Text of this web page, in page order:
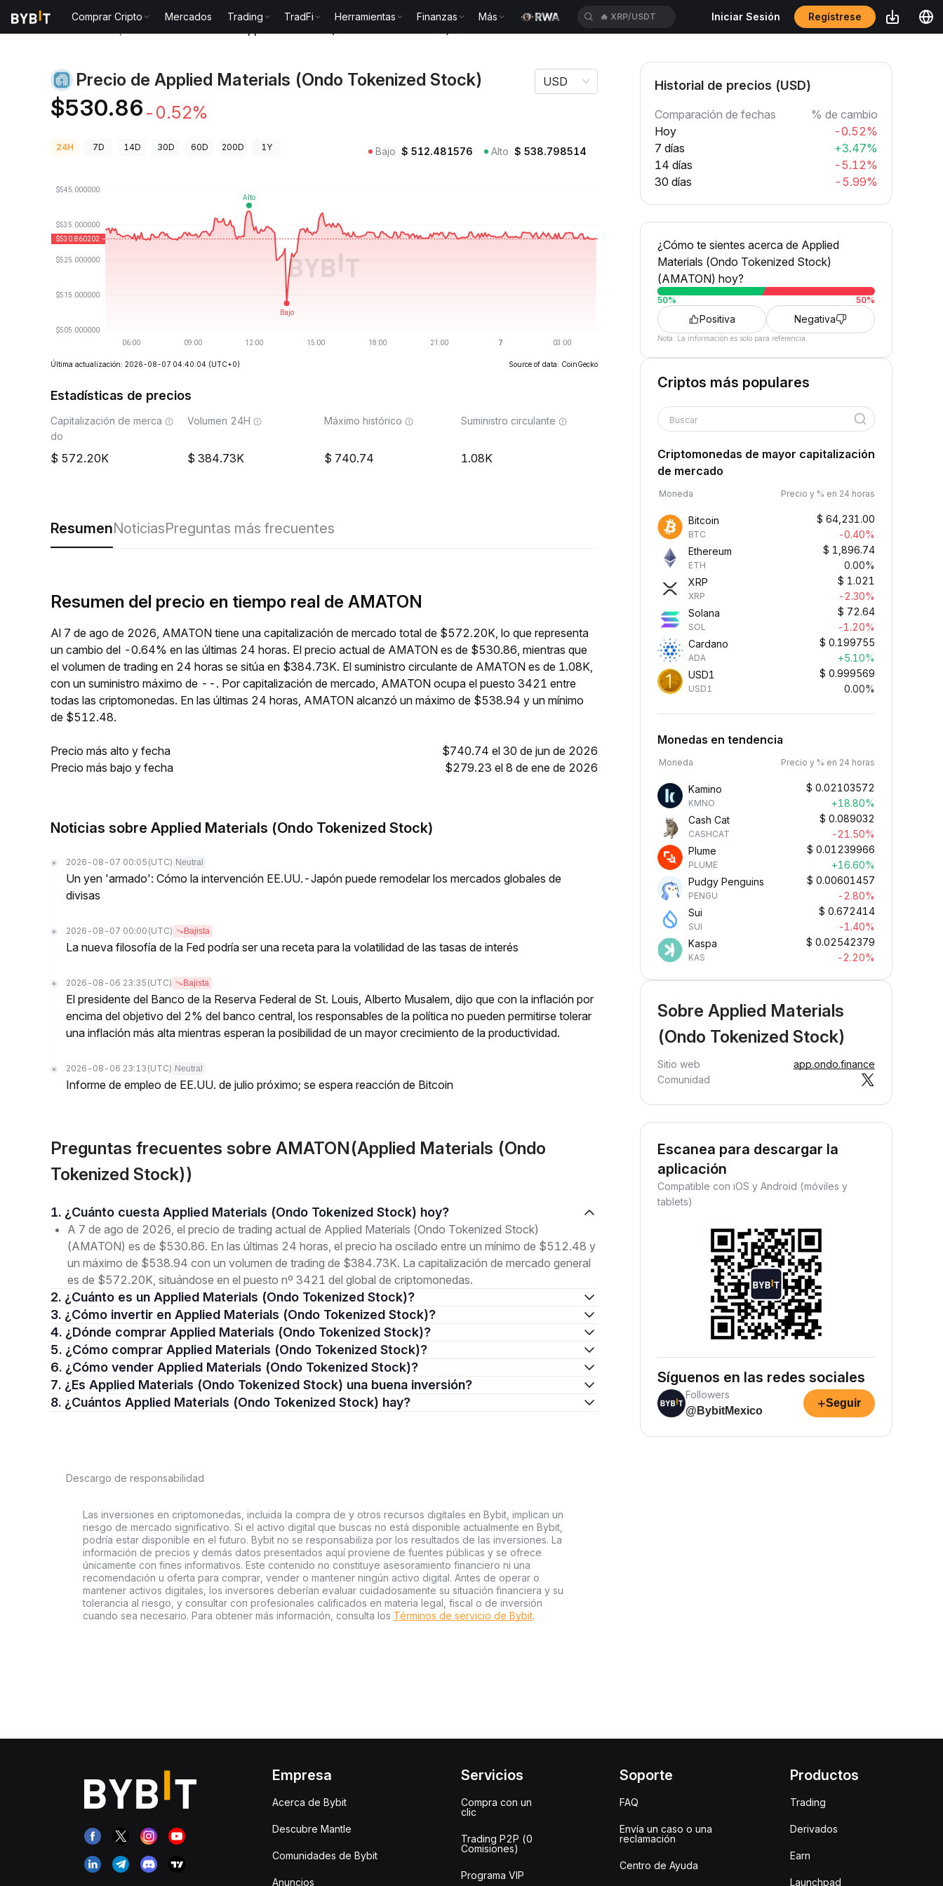
Comprar Cripto Mercados Trading TradFi Herramientas Finanzas Más 🔥 ACEUSDT Iniciar Sesión Regístrese
Precio de Applied Materials (Ondo Tokenized Stock)
AMATON
$530.86 -0.52%
USD
24H 7D 14D 30D 60D 200D 1Y Bajo $ 512.481576 Alto $ 538.798514
Última actualización: 2026-08-07 04:40:04 (UTC+0) Source of data: CoinGecko
Estadísticas de precios
Capitalización de merca
do
572.20K
Volumen 24H
384.73K
Máximo histórico
740.74
Suministro circulante
1.08K
ResumenNoticiasPreguntas más frecuentes
Resumen del precio en tiempo real de AMATON
Al 7 de ago de 2026, AMATON tiene una capitalización de mercado total de $572.20K, lo que representa
un cambio del -0.64% en las últimas 24 horas. El precio actual de AMATON es de $530.86, mientras que
el volumen de trading en 24 horas se sitúa en $384.73K. El suministro circulante de AMATON es de 1.08K,
con un suministro máximo de --. Por capitalización de mercado, AMATON ocupa el puesto 3421 entre
todas las criptomonedas. En las últimas 24 horas, AMATON alcanzó un máximo de $538.94 y un mínimo
de $512.48.
Precio más alto y fecha
$740.74 el 30 de jun de 2026
Precio más bajo y fecha
$279.23 el 8 de ene de 2026
Noticias sobre Applied Materials (Ondo Tokenized Stock)
2026-08-07 00:05 (UTC) Neutral
Un yen 'armado': Cómo la intervención EE.UU.-Japón puede remodelar los mercados globales de
divisas
2026-08-07 00:00 (UTC) Bajista
La nueva filosofía de la Fed podría ser una receta para la volatilidad de las tasas de interés
2026-08-06 23:35 (UTC) Bajista
El presidente del Banco de la Reserva Federal de St. Louis, Alberto Musalem, dijo que con la inflación por
encima del objetivo del 2% del banco central, los responsables de la política no pueden permitirse tolerar
una inflación más alta mientras esperan la posibilidad de un mayor crecimiento de la productividad.
2026-08-06 23:13 (UTC) Neutral
Informe de empleo de EE.UU. de julio próximo; se espera reacción de Bitcoin
Preguntas frecuentes sobre AMATON(Applied Materials (Ondo
Tokenized Stock))
1. ¿Cuánto cuesta Applied Materials (Ondo Tokenized Stock) hoy?
A 7 de ago de 2026, el precio de trading actual de Applied Materials (Ondo Tokenized Stock)
(AMATON) es de $530.86. En las últimas 24 horas, el precio ha oscilado entre un mínimo de $512.48 y
un máximo de $538.94 con un volumen de trading de $384.73K. La capitalización de mercado general
es de $572.20K, situándose en el puesto nº 3421 del global de criptomonedas.
2. ¿Cuánto es un Applied Materials (Ondo Tokenized Stock)?
3. ¿Cómo invertir en Applied Materials (Ondo Tokenized Stock)?
4. ¿Dónde comprar Applied Materials (Ondo Tokenized Stock)?
5. ¿Cómo comprar Applied Materials (Ondo Tokenized Stock)?
6. ¿Cómo vender Applied Materials (Ondo Tokenized Stock)?
7. ¿Es Applied Materials (Ondo Tokenized Stock) una buena inversión?
8. ¿Cuántos Applied Materials (Ondo Tokenized Stock) hay?
Descargo de responsabilidad
Las inversiones en criptomonedas, incluida la compra de y otros recursos digitales en Bybit, implican un
riesgo de mercado significativo. Si el activo digital que buscas no está disponible actualmente en Bybit,
podría estar disponible en el futuro. Bybit no se responsabiliza por los resultados de las inversiones. La
información de precios y demás datos presentados aquí proviene de fuentes públicas y se ofrece
únicamente con fines informativos. Este contenido no constituye asesoramiento financiero ni una
recomendación u oferta para comprar, vender o mantener ningún activo digital. Antes de operar o
mantener activos digitales, los inversores deberían evaluar cuidadosamente su situación financiera y su
tolerancia al riesgo, y consultar con profesionales calificados en materia legal, fiscal o de inversión
cuando sea necesario. Para obtener más información, consulta los Términos de servicio de Bybit.
Historial de precios (USD)
Comparación de fechas
% de cambio
Hoy
-0.52%
7 días
+3.47%
14 días
-5.12%
30 días
-5.99%
¿Cómo te sientes acerca de Applied
Materials (Ondo Tokenized Stock)
(AMATON) hoy?
50% 50%
Positiva Negativa
Nota: La información es solo para referencia.
Criptos más populares
Buscar
Criptomonedas de mayor capitalización
de mercado
Moneda Precio y % en 24 horas
Bitcoin
BTC
$ 64,231.00
-0.40%
Ethereum
ETH
$ 1,896.74
0.00%
XRP
XRP
$ 1.021
-2.30%
Solana
SOL
$ 72.64
-1.20%
Cardano
ADA
$ 0.199755
+5.10%
USD1
USD1
$ 0.999569
0.00%
Monedas en tendencia
Moneda Precio y % en 24 horas
Kamino
KMNO
$ 0.02103572
+18.80%
Cash Cat
CASHCAT
$ 0.089032
-21.50%
Plume
PLUME
$ 0.01239966
+16.60%
Pudgy Penguins
PENGU
$ 0.00601457
-2.80%
Sui
SUI
$ 0.672414
-1.40%
Kaspa
KAS
$ 0.02542379
-2.20%
Sobre Applied Materials
(Ondo Tokenized Stock)
Sitio web
app.ondo.finance
Comunidad
Escanea para descargar la
aplicación
Compatible con iOS y Android (móviles y
tablets)
Síguenos en las redes sociales
Followers
@BybitMexico
+Seguir
Empresa
Acerca de Bybit
Descubre Mantle
Comunidades de Bybit
Anuncios
Servicios
Compra con un
clic
Trading P2P (0
Comisiones)
Programa VIP
Soporte
FAQ
Envía un caso o una
reclamación
Centro de Ayuda
Productos
Trading
Derivados
Earn
Launchpad